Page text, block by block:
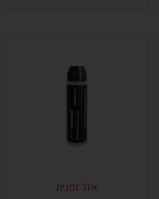
אזל זמנית